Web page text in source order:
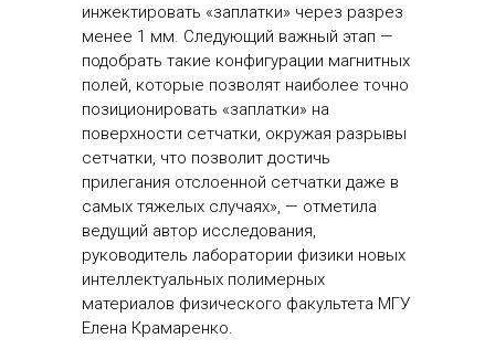
инжектировать «заплатки» через разрез
менее 1 мм. Следующий важный этап —
подобрать такие конфигурации магнитных
полей, которые позволят наиболее точно
позиционировать «заплатки» на
поверхности сетчатки, окружая разрывы
сетчатки, что позволит достичь
прилегания отслоенной сетчатки даже в
самых тяжелых случаях», — отметила
ведущий автор исследования,
руководитель лаборатории физики новых
интеллектуальных полимерных
материалов физического факультета МГУ
Елена Крамаренко.